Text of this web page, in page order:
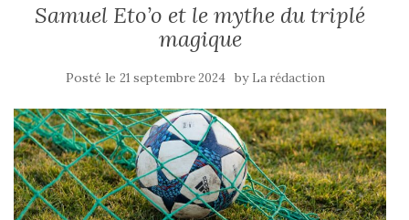
Samuel Eto’o et le mythe du triplé
magique
Posté le 21 septembre 2024 by La rédaction